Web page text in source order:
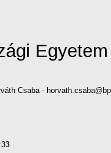
Egyetem
Csaba -